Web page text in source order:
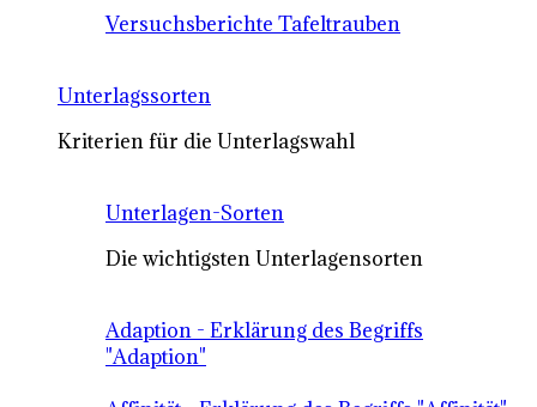
Versuchsberichte Tafeltrauben
Unterlagssorten
Kriterien für die Unterlagswahl
Unterlagen-Sorten
Die wichtigsten Unterlagensorten
Adaption - Erklärung des Begriffs
"Adaption"